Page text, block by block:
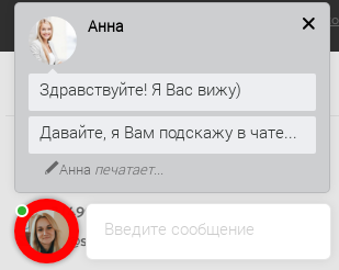
Я прочитал и согласен с условиями Условия
Информация
Наши контакты
+7 (499) 444-14-71
info@sandwichpanelsvspb.ru
Введите сообщение
Анна
Здравствуйте! Я Вас вижу)
Давайте, я Вам подскажу в чате...
Анна печатает...